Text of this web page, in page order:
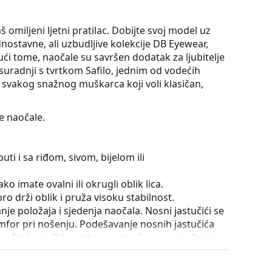
omiljeni ljetni pratilac. Dobijte svoj model uz
ali uzbudljive kolekcije DB Eyewear,
tome, naočale su savršen dodatak za ljubitelje
s tvrtkom Safilo, jednim od vodećih
snažnog muškarca koji voli klasičan,
naočale.
i sa riđom, sivom, bijelom ili
imate ovalni ili okrugli oblik lica.
drži oblik i pruža visoku stabilnost.
položaja i sjedenja naočala. Nosni jastučići se
pri nošenju. Podešavanje nosnih jastučića
ili lom zbog nestručne manipulacije.